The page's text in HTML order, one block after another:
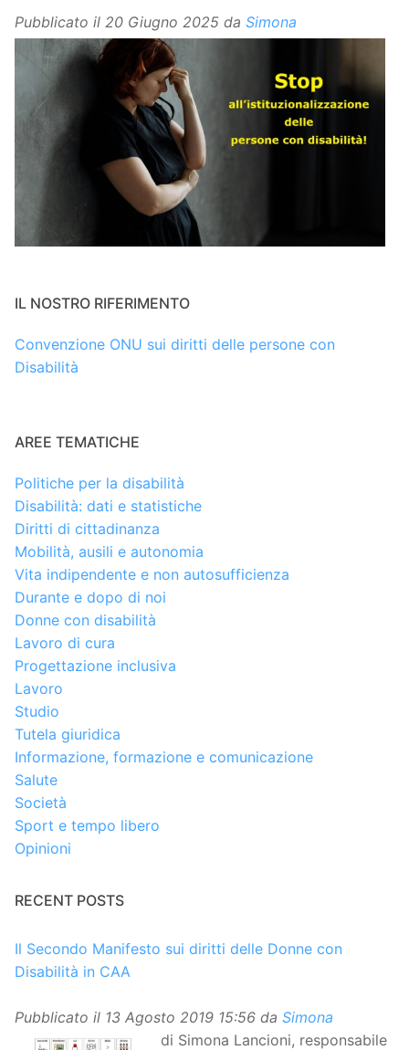
Pubblicato il 20 Giugno 2025 da Simona
IL NOSTRO RIFERIMENTO
Convenzione ONU sui diritti delle persone con
Disabilità
AREE TEMATICHE
Politiche per la disabilità
Disabilità: dati e statistiche
Diritti di cittadinanza
Mobilità, ausili e autonomia
Vita indipendente e non autosufficienza
Durante e dopo di noi
Donne con disabilità
Lavoro di cura
Progettazione inclusiva
Lavoro
Studio
Tutela giuridica
Informazione, formazione e comunicazione
Salute
Società
Sport e tempo libero
Opinioni
RECENT POSTS
Il Secondo Manifesto sui diritti delle Donne con
Disabilità in CAA
Pubblicato il 13 Agosto 2019 15:56 da Simona
di Simona Lancioni, responsabile